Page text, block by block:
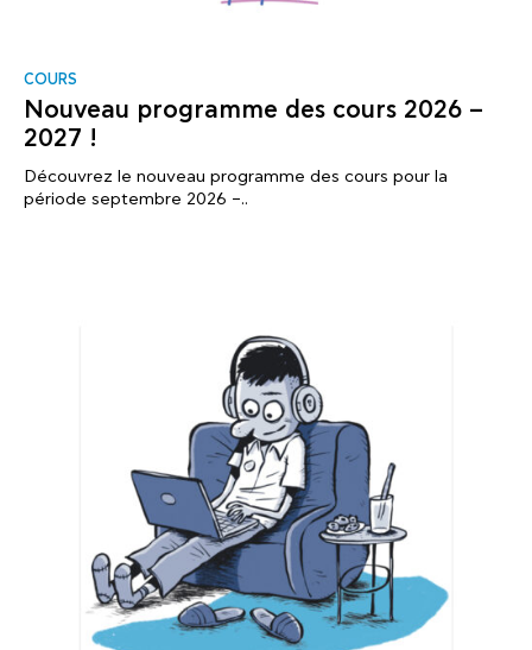
COURS
Nouveau programme des cours 2026 –
2027 !
Découvrez le nouveau programme des cours pour la
période septembre 2026 –..